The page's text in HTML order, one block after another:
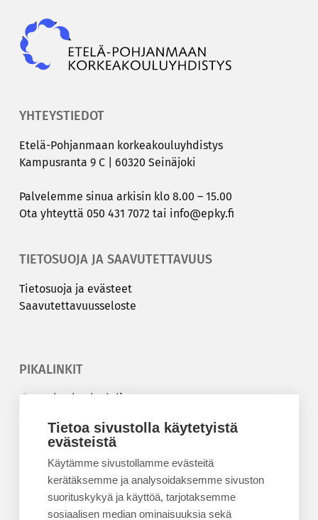
Tietoa sivustolla käytetyistä
evästeistä
Käytämme sivustollamme evästeitä
kerätäksemme ja analysoidaksemme sivuston
suorituskykyä ja käyttöä, tarjotaksemme
sosiaalisen median ominaisuuksia sekä
YHTEYSTIEDOT
Etelä-​Pohjanmaan kor­kea­kou­lu­yh­dis­tys
Kam­pus­ran­ta 9 C | 60320 Sei­nä­jo­ki
Pal­ve­lem­me sinua ar­ki­sin klo 8.00 – 15.00
Ota yh­teyt­tä 050 431 7072 tai info@epky.fi
TIETOSUOJA JA SAAVUTETTAVUUS
Tie­to­suo­ja ja eväs­teet
Saa­vu­tet­ta­vuus­se­los­te
PIKALINKIT
Korkeakouluyhdistys
Kesäyliopisto
Epanet
BLOGIT
Kesäyliopiston blogi